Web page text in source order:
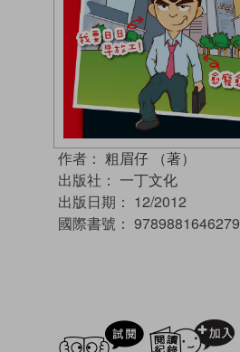
作者： 粗眉仔 （著）
出版社： 一丁文化
出版日期： 12/2012
國際書號： 9789881646279
試閲